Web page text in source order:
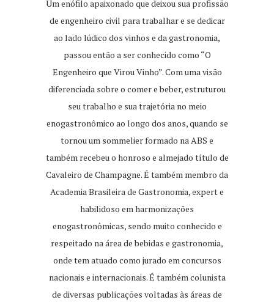
Um enófilo apaixonado que deixou sua profissão
de engenheiro civil para trabalhar e se dedicar
ao lado lúdico dos vinhos e da gastronomia,
passou então a ser conhecido como “O
Engenheiro que Virou Vinho”. Com uma visão
diferenciada sobre o comer e beber, estruturou
seu trabalho e sua trajetória no meio
enogastronômico ao longo dos anos, quando se
tornou um sommelier formado na ABS e
também recebeu o honroso e almejado título de
Cavaleiro de Champagne. É também membro da
Academia Brasileira de Gastronomia, expert e
habilidoso em harmonizações
enogastronômicas, sendo muito conhecido e
respeitado na área de bebidas e gastronomia,
onde tem atuado como jurado em concursos
nacionais e internacionais. É também colunista
de diversas publicações voltadas às áreas de